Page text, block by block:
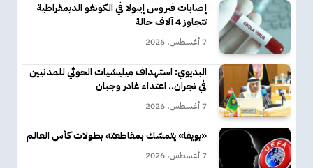
إصابات فيروس إيبولا في الكونغو الديمقراطية
تتجاوز 4 آلاف حالة
7 أغسطس، 2026
البديوي: استهداف ميليشيات الحوثي للمدنيين
في نجران.. اعتداء غادر وجبان
7 أغسطس، 2026
«يويفا» يتمسّك بمقاطعته بطولات كأس العالم
7 أغسطس، 2026